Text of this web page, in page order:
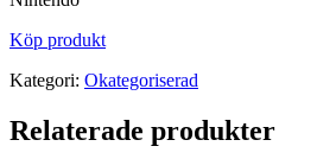
Köp produkt
Kategori: Okategoriserad
Relaterade produkter